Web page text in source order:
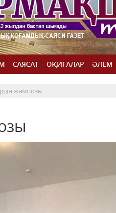
САЯСАТ ОҚИҒАЛАР ӘЛЕМ
жампозы